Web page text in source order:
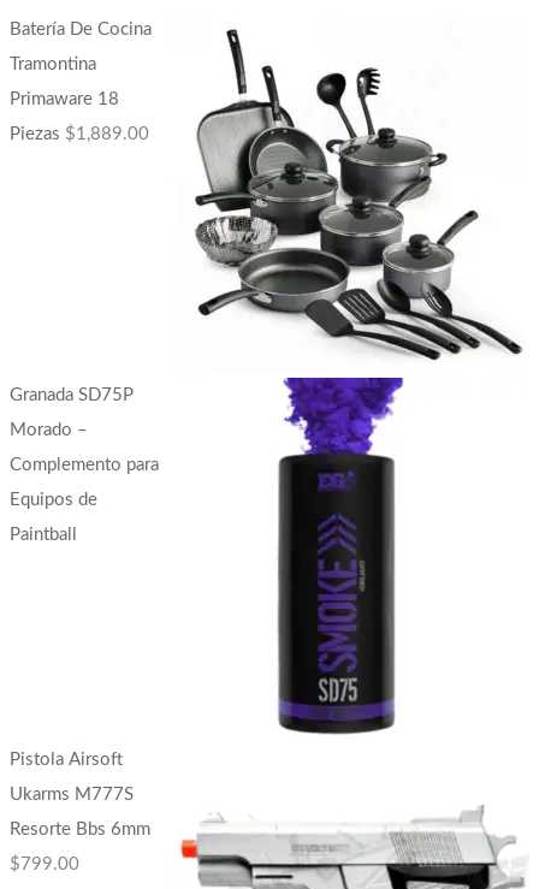
Batería De Cocina
Tramontina
Primaware 18
Piezas $1,889.00
Granada SD75P
Morado –
Complemento para
Equipos de
Paintball
Pistola Airsoft
Ukarms M777S
Resorte Bbs 6mm
$ 799.00